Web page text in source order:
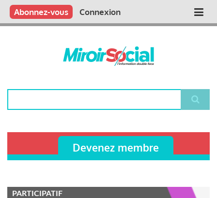
Aller
contenu
Main
Qui sommes nous ?
Vous publiez
Nous publions
Contactez-nous
Abonnez-vous Connexion
Devenez membre
PARTICIPATIF